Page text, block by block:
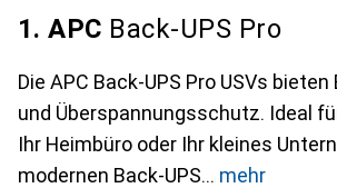
1. APC Back-UPS Pro
Die APC Back-UPS Pro USVs
und Überspannungsschutz. Ideal
Ihr Heimbüro oder Ihr kleines
modernen Back-UPS
mehr